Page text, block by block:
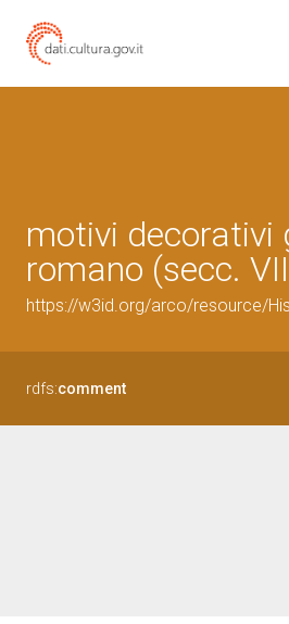
motivi decorativi
romano (secc.
https://w3id.org/arco/resource/
rdfs:comment